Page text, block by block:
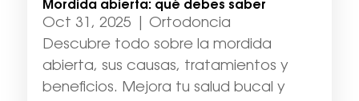
Mordida abierta: qué debes saber
Oct 31, 2025
Ortodoncia
Descubre todo sobre la mordida
abierta, sus causas, tratamientos y
beneficios. Mejora tu salud bucal y